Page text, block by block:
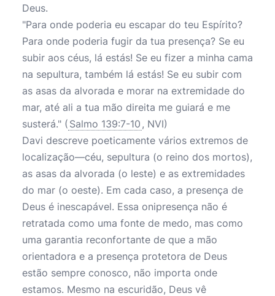
Deus.
"Para onde poderia eu escapar do teu Espírito?
Para onde poderia fugir da tua presença? Se eu
subir aos céus, lá estás! Se eu fizer a minha cama
na sepultura, também lá estás! Se eu subir com
as asas da alvorada e morar na extremidade do
mar, até ali a tua mão direita me guiará e me
susterá." ( Salmo 139:7-10 , NVI)
Davi descreve poeticamente vários extremos de
localização—céu, sepultura (o reino dos mortos),
as asas da alvorada (o leste) e as extremidades
do mar (o oeste). Em cada caso, a presença de
Deus é inescapável. Essa onipresença não é
retratada como uma fonte de medo, mas como
uma garantia reconfortante de que a mão
orientadora e a presença protetora de Deus
estão sempre conosco, não importa onde
estamos. Mesmo na escuridão, Deus vê